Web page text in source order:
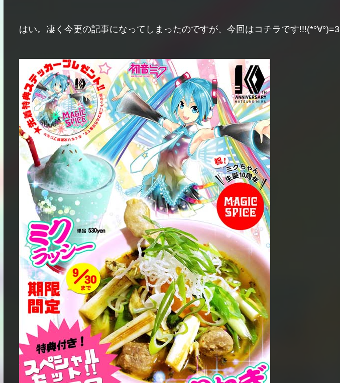
はい。凄く今更の記事になってしまったのですが、今回はコチラです!!!(*°∀°)=3